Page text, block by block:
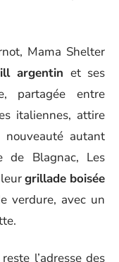
Mama Shelter
argentin et ses
partagée entre
italiennes, attire
autant
de Blagnac, Les
grillade boisée
verdure, avec un
l’adresse des